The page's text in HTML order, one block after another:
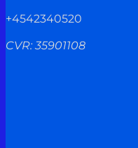
+4542340520
CVR: 35901108